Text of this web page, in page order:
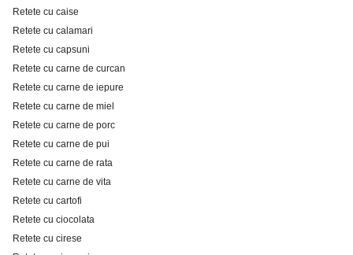
Retete cu caise
Retete cu calamari
Retete cu capsuni
Retete cu carne de curcan
Retete cu carne de iepure
Retete cu carne de miel
Retete cu carne de porc
Retete cu carne de pui
Retete cu carne de rata
Retete cu carne de vita
Retete cu cartofi
Retete cu ciocolata
Retete cu cirese